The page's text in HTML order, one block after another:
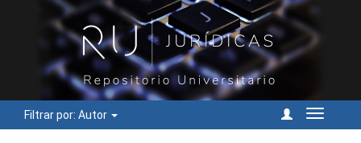
Filtrar por: Autor
Cambiar